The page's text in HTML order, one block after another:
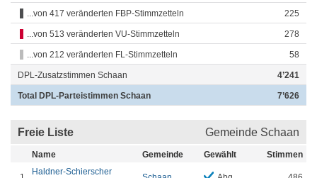
...von 417 veränderten FBP-Stimmzetteln 225
...von 513 veränderten VU-Stimmzetteln 278
...von 212 veränderten FL-Stimmzetteln 58
DPL-Zusatzstimmen Schaan 4’241
Total DPL-Parteistimmen Schaan 7’626
Freie Liste Gemeinde Schaan
Name Gemeinde Gewählt Stimmen
Haldner-Schierscher